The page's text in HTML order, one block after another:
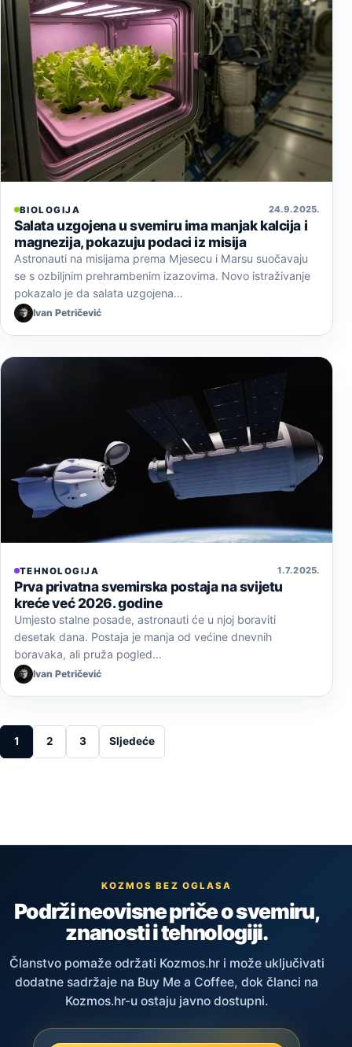
BIOLOGIJA 24. 9. 2025.
Salata uzgojena u svemiru ima manjak kalcija i
magnezija, pokazuju podaci iz misija
Astronauti na misijama prema Mjesecu i Marsu suočavaju
se s ozbiljnim prehrambenim izazovima. Novo istraživanje
pokazalo je da salata uzgojena…
Ivan Petričević
TEHNOLOGIJA 1. 7. 2025.
Prva privatna svemirska postaja na svijetu
kreće već 2026. godine
Umjesto stalne posade, astronauti će u njoj boraviti
desetak dana. Postaja je manja od većine dnevnih
boravaka, ali pruža pogled…
Ivan Petričević
Posts pagination
1 2 3 Sljedeće
KOZMOS BEZ OGLASA
Podrži neovisne priče o svemiru,
znanosti i tehnologiji.
Članstvo pomaže održati Kozmos.hr i može uključivati
dodatne sadržaje na Buy Me a Coffee, dok članci na
Kozmos.hr-u ostaju javno dostupni.